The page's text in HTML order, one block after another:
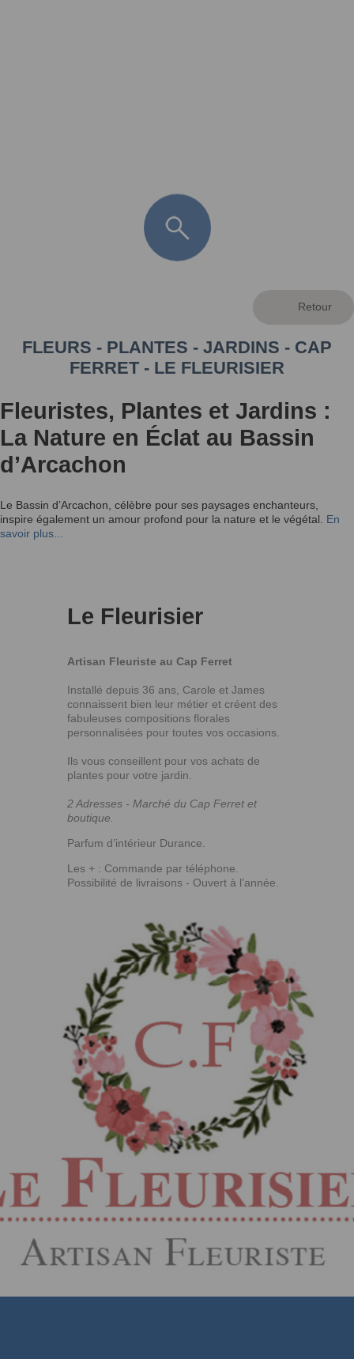
FLEURS - PLANTES - JARDINS - CAP
FERRET - LE FLEURISIER
Fleuristes, Plantes et Jardins :
La Nature en Éclat au Bassin
d’Arcachon
Le Bassin d’Arcachon, célèbre pour ses paysages enchanteurs,
inspire également un amour profond pour la nature et le végétal. En
savoir plus...
Le Fleurisier
Artisan Fleuriste au Cap Ferret
Installé depuis 36 ans, Carole et James
connaissent bien leur métier et créent des
fabuleuses compositions florales
personnalisées pour toutes vos occasions.
Ils vous conseillent pour vos achats de
plantes pour votre jardin.
2 Adresses - Marché du Cap Ferret et
boutique.
Parfum d’intérieur Durance.
Les + : Commande par téléphone.
Possibilité de livraisons - Ouvert à l’année.